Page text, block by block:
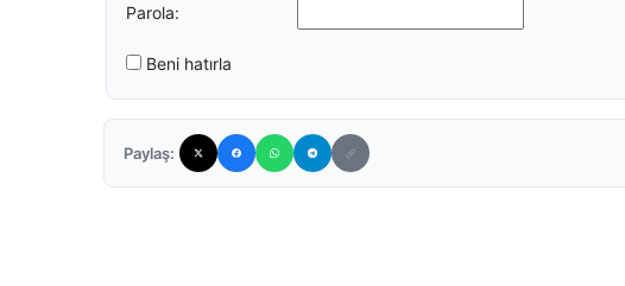
Parola:
Beni hatırla
Paylaş: